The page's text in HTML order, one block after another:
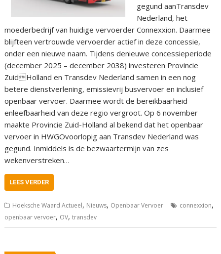
gegund aanTransdev
Nederland, het
moederbedrijf van huidige vervoerder Connexxion. Daarmee
blijfteen vertrouwde vervoerder actief in deze concessie,
onder een nieuwe naam. Tijdens denieuwe concessieperiode
(december 2025 – december 2038) investeren Provincie
ZuidHolland en Transdev Nederland samen in een nog
betere dienstverlening, emissievrij busvervoer en inclusief
openbaar vervoer. Daarmee wordt de bereikbaarheid
enleefbaarheid van deze regio vergroot. Op 6 november
maakte Provincie Zuid-Holland al bekend dat het openbaar
vervoer in HWGOvoorlopig aan Transdev Nederland was
gegund. Inmiddels is de bezwaartermijn van zes
wekenverstreken…
LEES VERDER
Hoeksche Waard Actueel, Nieuws, Openbaar Vervoer connexxion,
openbaar vervoer, OV,transdev